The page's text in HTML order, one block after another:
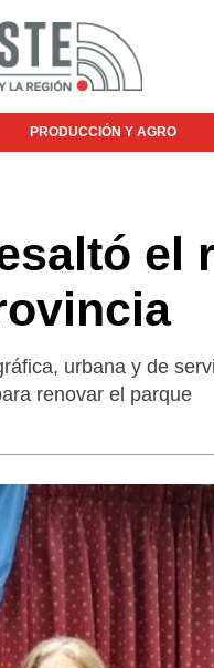
PRODUCCIÓN Y AGRO
el
urbana y de
renovar el parque